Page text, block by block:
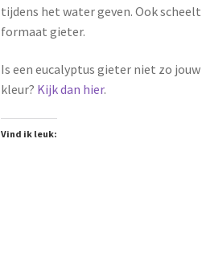
tijdens het water geven. Ook
formaat gieter.
Is een eucalyptus gieter niet zo
kleur? Kijk dan hier.
Vind ik leuk: